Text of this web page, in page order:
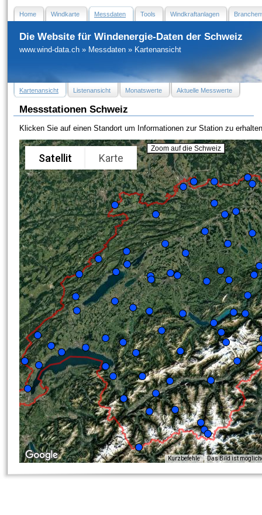
Home Windkarte Messdaten Tools Windkraftanlagen
Die Website für Windenergie-Daten der Schweiz
www.wind-data.ch » Messdaten » Kartenansicht
Kartenansicht Listenansicht Monatswerte Aktuelle Messwerte
Messstationen Schweiz
Klicken Sie auf einen Standort um Informationen zur Station zu
Satellit Karte
Zoom auf die Schweiz
Kurzbefehle Das Bild ist